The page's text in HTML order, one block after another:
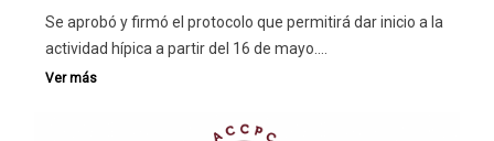
Se aprobó y firmó el protocolo que permitirá dar inicio a la
actividad hípica a partir del 16 de mayo.…